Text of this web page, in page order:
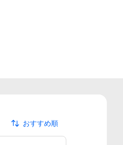
おすすめ順